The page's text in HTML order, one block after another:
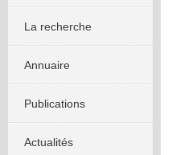
La recherche
Annuaire
Publications
Actualités